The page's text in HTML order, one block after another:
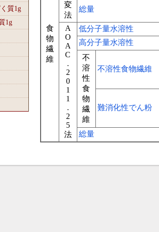
質1g
1g
食
物
繊
維
変
法
総量
A
O
A
C
.
2
0
1
1
.
2
5
法
低分子量水溶性
高分子量水溶性
不
溶
性
食
物
繊
維
不溶性食物繊維
難消化性でん粉
総量